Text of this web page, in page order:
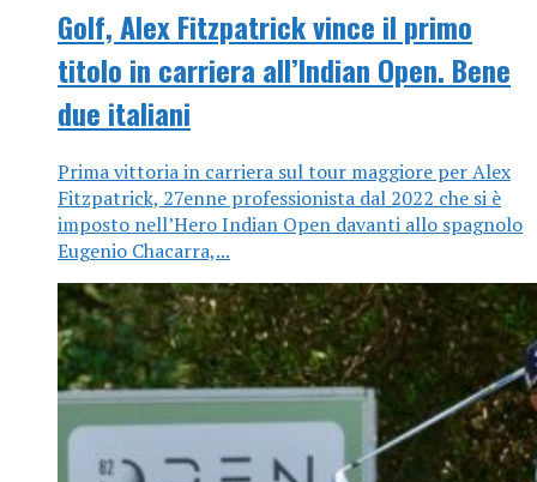
Golf, Alex Fitzpatrick vince il primo
titolo in carriera all’Indian Open. Bene
due italiani
Prima vittoria in carriera sul tour maggiore per Alex
Fitzpatrick, 27enne professionista dal 2022 che si è
imposto nell’Hero Indian Open davanti allo spagnolo
Eugenio Chacarra,...